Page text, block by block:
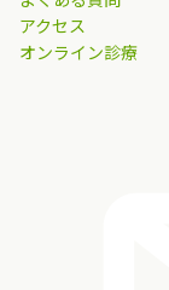
アクセス
オンライン診療